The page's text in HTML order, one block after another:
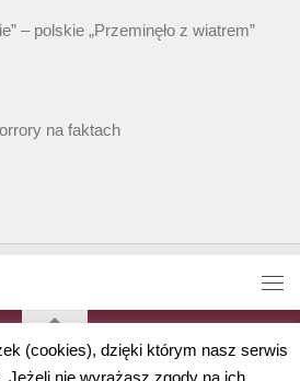
– polskie „Przeminęło z wiatrem”
na faktach
(cookies), dzięki którym nasz serwis
Jeżeli nie wyrażasz zgody na ich